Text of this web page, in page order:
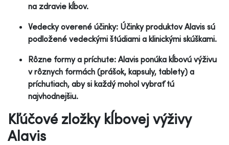
na zdravie kĺbov.
Vedecky overené účinky: Účinky produktov Alavis sú
podložené vedeckými štúdiami a klinickými skúškami.
Rôzne formy a príchute: Alavis ponúka kĺbovú výživu
v rôznych formách (prášok, kapsuly, tablety) a
príchutiach, aby si každý mohol vybrať tú
najvhodnejšiu.
Kľúčové zložky kĺbovej výživy
Alavis